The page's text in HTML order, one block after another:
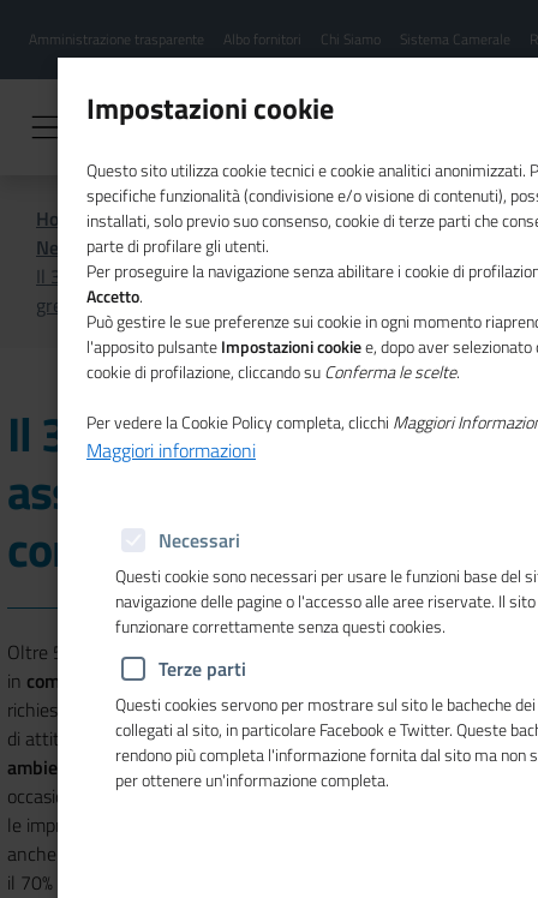
contenuto
Menu
hamburgher
Amministrazione trasparente Albo fornitori Chi Siamo Sistema Camerale
Home CSR
Comunicazione
News di CSR
Il 39% delle imprese assume personale con competenze
green
Il 39% delle imprese
assume personale con
competenze green
Oltre 558mila imprese dell’industria e dei servizi hanno investito
in competenze greennel 2020, ovvero il 39% delle aziende ha
richiesto ad almeno la metà dei profili ricercati il possesso
di attitudine alrisparmio energetico e alla sostenibilità
ambientale
. Una buona notizia, evidenziata daUnioncamerein
occasione della Giornata mondiale della Terra, considerando che
le imprese che investono in competenze green continuano,
anche nel periodo di crisi sanitaria ed economica, ad attivare oltre
il 70% del totale dei contratti.
Impostazioni cookie
Questo sito utilizza cookie tecnici e cookie analitici anonimizzati.
specifiche funzionalità (condivisione e/o visione di contenuti),
installati, solo previo suo consenso, cookie di terze parti che
parte di profilare gli utenti.
Per proseguire la navigazione senza abilitare i cookie di
Accetto.
Può gestire le sue preferenze sui cookie in ogni momento
l'apposito pulsanteImpostazioni cookiee, dopo aver
cookie di profilazione, cliccando suConferma le scelte.
Per vedere la Cookie Policy completa, clicchi Maggiori
Maggiori informazioni
Necessari
Questi cookie sono necessari per usare le funzioni base del
navigazione delle pagine o l'accesso alle aree riservate. Il
funzionare correttamente senza questi cookies.
Terze parti
Questi cookies servono per mostrare sul sito le bacheche
collegati al sito, in particolare Facebook e Twitter. Queste
rendono più completa l'informazione fornita dal sito ma non
per ottenere un'informazione completa.